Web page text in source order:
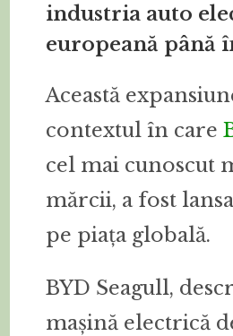
industria auto
europeană până
Această
contextul în care
cel mai cunoscut
mărcii, a fost
pe piața globală.
BYD Seagull,
mașină electrică